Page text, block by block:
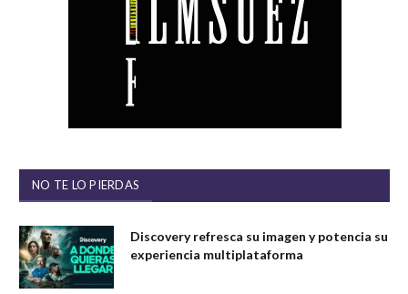
NO TE LO PIERDAS
Discovery refresca su imagen y potencia su
experiencia multiplataforma